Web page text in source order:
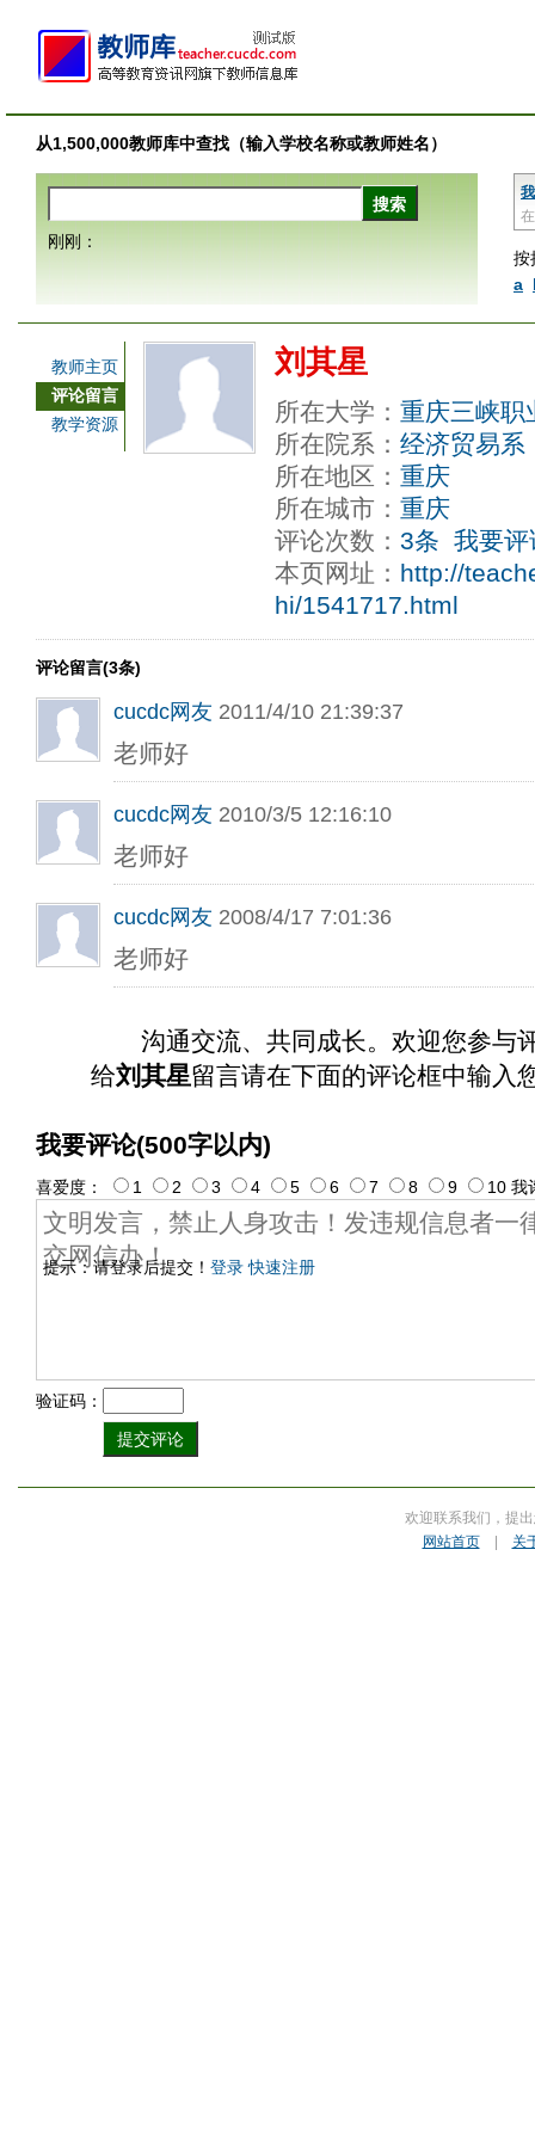
从1,500,000教师库中查找（输入学校名称或教师姓名）
按
a
刚刚：
教师主页
评论留言
教学资源
刘其星
所在大学： 重庆三峡职
所在院系： 经济贸易系
所在地区： 重庆
所在城市： 重庆
评论次数： 3条 我要评
本页网址： http://
hi/1541717.html
评论留言(3条)
cucdc网友 2011/4/10 21:39:37
老师好
cucdc网友 2010/3/5 12:16:10
老师好
cucdc网友 2008/4/17 7:01:36
老师好
沟通交流、共同成长。欢迎您参与
给刘其星留言请在下面的评论框中输入
我要评论(500字以内)
提示：请登录后提交！ 登录 快速注册
喜爱度： 1 2 3 4 5 6 7 8 9 10 我
验证码：
欢迎联系我们，提
网站首页| 关